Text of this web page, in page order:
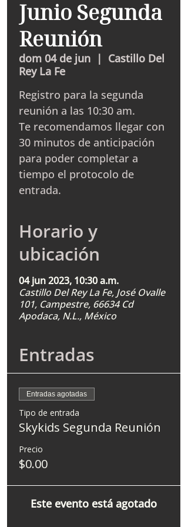
Junio Segunda
Reunión
dom 04 de jun
  |
Castillo Del
Rey La Fe
Registro para la segunda
reunión a las 10:30 am.
Te recomendamos llegar con
30 minutos de anticipación
para poder completar a
tiempo el protocolo de
entrada.
Horario y
ubicación
04 jun 2023, 10:30 a.m.
Castillo Del Rey La Fe, José Ovalle
101, Campestre, 66634 Cd
Apodaca, N.L., México
Entradas
Entradas agotadas
Tipo de entrada
Skykids Segunda Reunión
Precio
$0.00
Este evento está agotado